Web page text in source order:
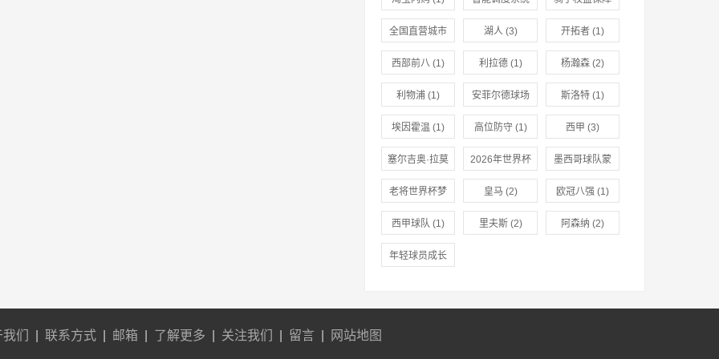
(1) (1)
全国直营城市
推广
湖人(3) 开拓者(1)
西部前八 (1) 利拉德(1) 杨瀚森(2)
利物浦 (1) 安菲尔德球场
(1)
斯洛特(1)
埃因霍温 (1) 高位防守(1) 西甲 (3)
塞尔吉奥·拉莫
斯(1)
2026年世界杯 墨西哥球队蒙
老将世界杯梦
(1)
皇马 (2) 欧冠八强 (1)
西甲球队 (1) 里夫斯(2) 阿森纳 (2)
年轻球员成长
们 联系方式 邮箱 了解更多 关注我们 留言 网站地图